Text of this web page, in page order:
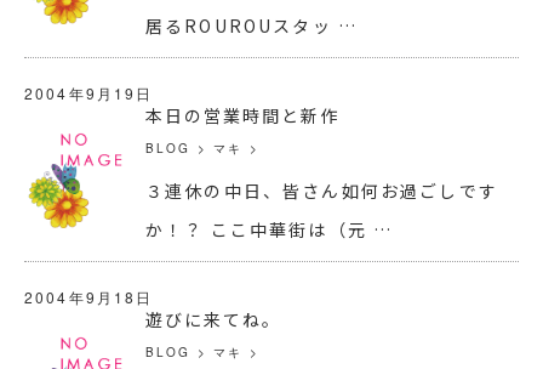
居るROUROUスタッ …
2004年9月19日
本日の営業時間と新作
BLOG >マキ >
３連休の中日、皆さん如何お過ごしです
か！？ ここ中華街は（元 …
2004年9月18日
遊びに来てね。
BLOG >マキ >